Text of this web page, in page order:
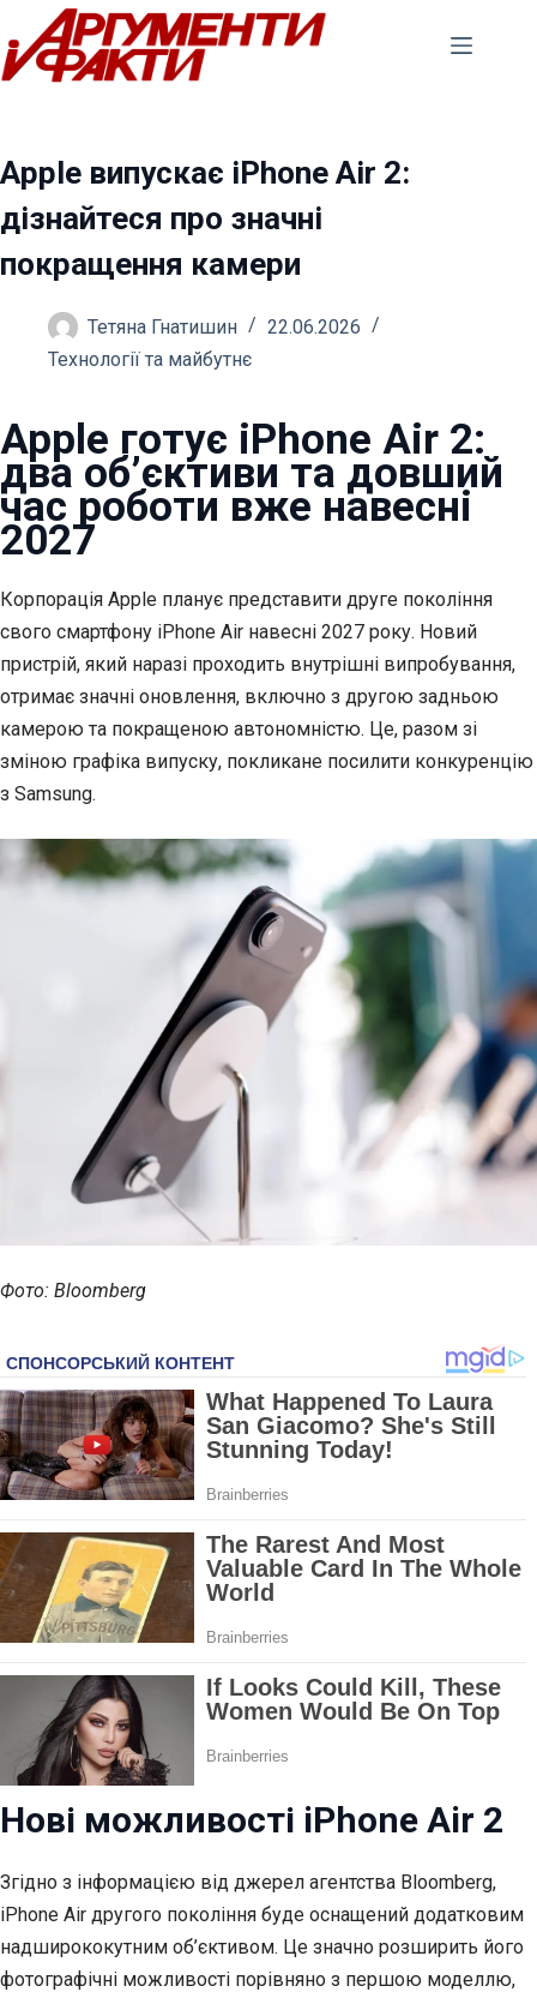
Перейти
до
вмісту
Apple випускає iPhone Air 2:
дізнайтеся про значні
покращення камери
Тетяна Гнатишин
22.06.2026
Технології та майбутнє
Apple готує iPhone Air 2:
два об’єктиви та довший
час роботи вже навесні
2027
Корпорація Apple планує представити друге покоління
свого смартфону iPhone Air навесні 2027 року. Новий
пристрій, який наразі проходить внутрішні випробування,
отримає значні оновлення, включно з другою задньою
камерою та покращеною автономністю. Це, разом зі
зміною графіка випуску, покликане посилити конкуренцію
з Samsung.
Фото: Bloomberg
Нові можливості iPhone Air 2
Згідно з інформацією від джерел агентства Bloomberg,
iPhone Air другого покоління буде оснащений додатковим
надширококутним об’єктивом. Це значно розширить його
фотографічні можливості порівняно з першою моделлю,